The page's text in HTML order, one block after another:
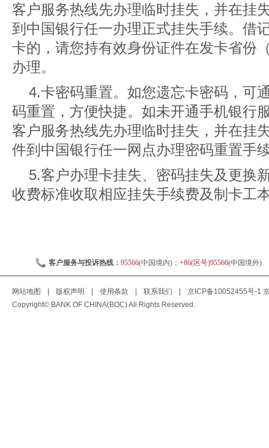
客户服务热线先办理临时挂失，并在挂
到中国银行任一办理正式挂失手续。借
卡的，请您持有效身份证件在发卡省份
办理。
4.卡密码重置。如您遗忘卡密码，可
码重置，方便快捷。如未开通手机银行
客户服务热线先办理临时挂失，并在挂
件到中国银行任一网点办理密码重置手
5.客户办理卡挂失、密码挂失及更换
收费标准收取相应挂失手续费及制卡工
客户服务与投诉热线： 95566(中国境内)； +86(区号)95566(中国境外)
网站地图 版权声明 使用条款 联系我们 京ICP备10052455号-1
Copyright© BANK OF CHINA(BOC) All Rights Reserved.